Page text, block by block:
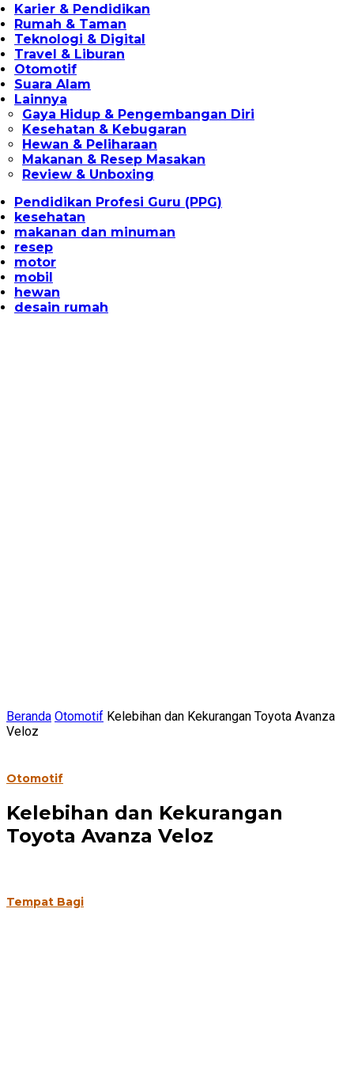
Karier & Pendidikan
Rumah & Taman
Teknologi & Digital
Travel & Liburan
Otomotif
Suara Alam
Lainnya
Gaya Hidup & Pengembangan Diri
Kesehatan & Kebugaran
Hewan & Peliharaan
Makanan & Resep Masakan
Review & Unboxing
Pendidikan Profesi Guru (PPG)
kesehatan
makanan dan minuman
resep
motor
mobil
hewan
desain rumah
Beranda Otomotif Kelebihan dan Kekurangan Toyota Avanza
Veloz
Otomotif
Kelebihan dan Kekurangan
Toyota Avanza Veloz
Tempat Bagi